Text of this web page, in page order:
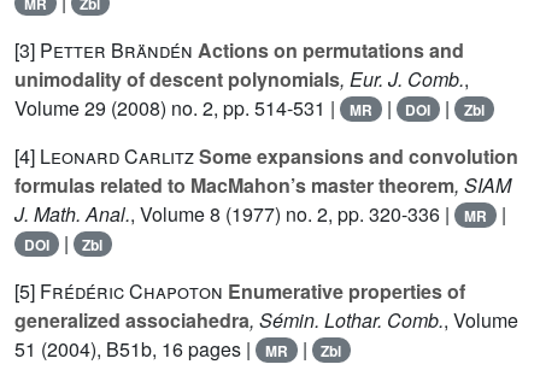
[3] Petter Brändén Actions on permutations and
unimodality of descent polynomials, Eur. J. Comb.,
Volume 29 (2008) no. 2, pp. 514-531 | MR | DOI | Zbl
[4] Leonard CarlitzSome expansions and convolution
formulas related to MacMahon’s master theorem, SIAM
J. Math. Anal., Volume 8 (1977) no. 2, pp. 320-336 | MR |
DOI | Zbl
[5] Frédéric Chapoton Enumerative properties of
generalized associahedra, Sémin. Lothar. Comb., Volume
51 (2004), B51b, 16 pages | MR | Zbl